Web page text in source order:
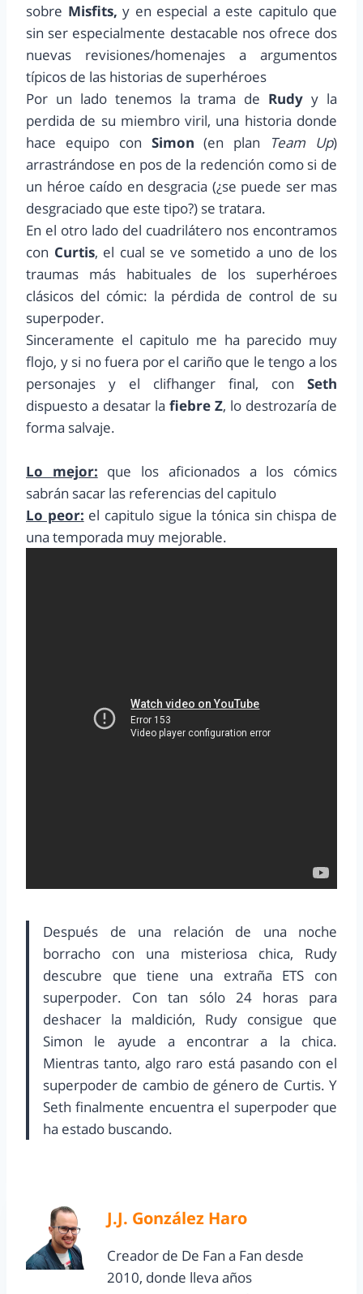
sobre Misfits, y en especial a este capitulo que
sin ser especialmente destacable nos ofrece dos
nuevas revisiones/homenajes a argumentos
típicos de las historias de superhéroes
Por un lado tenemos la trama de Rudy y la
perdida de su miembro viril, una historia donde
hace equipo con Simon (en plan Team Up)
arrastrándose en pos de la redención como si de
un héroe caído en desgracia (¿se puede ser mas
desgraciado que este tipo?) se tratara.
En el otro lado del cuadrilátero nos encontramos
con Curtis, el cual se ve sometido a uno de los
traumas más habituales de los superhéroes
clásicos del cómic: la pérdida de control de su
superpoder.
Sinceramente el capitulo me ha parecido muy
flojo, y si no fuera por el cariño que le tengo a los
personajes y el clifhanger final, con Seth
dispuesto a desatar la fiebre Z, lo destrozaría de
forma salvaje.
Lo mejor: que los aficionados a los cómics
sabrán sacar las referencias del capitulo
Lo peor: el capitulo sigue la tónica sin chispa de
una temporada muy mejorable.
Después de una relación de una noche
borracho con una misteriosa chica, Rudy
descubre que tiene una extraña ETS con
superpoder. Con tan sólo 24 horas para
deshacer la maldición, Rudy consigue que
Simon le ayude a encontrar a la chica.
Mientras tanto, algo raro está pasando con el
superpoder de cambio de género de Curtis. Y
Seth finalmente encuentra el superpoder que
ha estado buscando.
J.J. González Haro
Creador de De Fan a Fan desde
2010, donde lleva años